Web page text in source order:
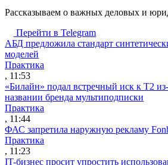
Рассказываем о важных деловых и
Перейти в Telegram
АБД предложила стандарт
моделей
Практика
, 11:53
«Билайн» подал встречный иск к Т2
названии бренда мультиподписки
Практика
, 11:44
ФАС запретила наружную рекламу
Практика
, 11:23
IT-бизнес просит упростить